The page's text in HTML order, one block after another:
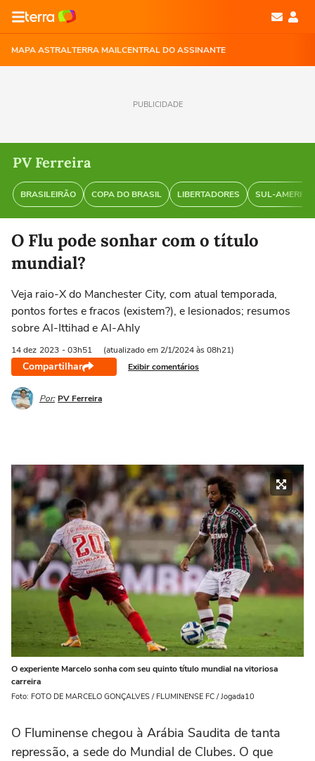
MAPA ASTRALTERRA MAILCENTRAL DO ASSINANTE
PUBLICIDADE
PV Ferreira
BRASILEIRÃO COPA DO BRASIL LIBERTADORES SUL-
O Flu pode sonhar com o título
mundial?
Veja raio-X do Manchester City, com atual temporada,
pontos fortes e fracos (existem?), e lesionados; resumos
sobre Al-Ittihad e Al-Ahly
14 dez 2023 - 03h51 (atualizado em 2/1/2024 às 08h21)
Compartilhar Exibir comentários
Por: PV Ferreira
O experiente Marcelo sonha com seu quinto título mundial na vitoriosa
carreira
Foto: FOTO DE MARCELO GONÇALVES / FLUMINENSE FC / Jogada10
O Fluminense chegou à Arábia Saudita de tanta
repressão, a sede do Mundial de Clubes. O que